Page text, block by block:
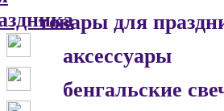
товары для
аксессуары
бенгальские